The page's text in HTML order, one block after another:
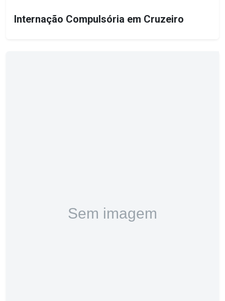
Internação Compulsória em Cruzeiro